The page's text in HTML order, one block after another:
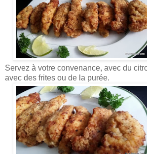
Servez à votre convenance, avec du
avec des frites ou de la purée.